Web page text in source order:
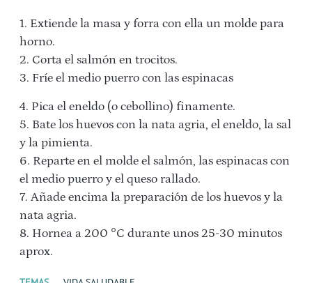
1. Extiende la masa y forra con ella un molde para
horno.
2. Corta el salmón en trocitos.
3. Fríe el medio puerro con las espinacas
4. Pica el eneldo (o cebollino) finamente.
5. Bate los huevos con la nata agria, el eneldo, la sal
y la pimienta.
6. Reparte en el molde el salmón, las espinacas con
el medio puerro y el queso rallado.
7. Añade encima la preparación de los huevos y la
nata agria.
8. Hornea a 200 °C durante unos 25-30 minutos
aprox.